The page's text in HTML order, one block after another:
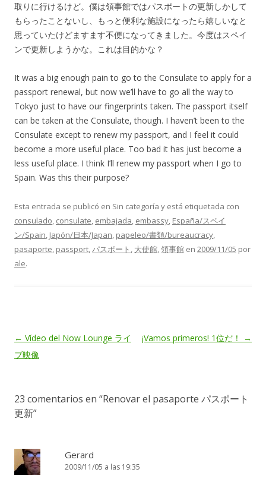
取りに行けるけど。僕は領事館ではパスポートの更新しかして
もらったことないし、もっと便利な施設になったら嬉しいなと
思っていたけどますます不便になってきました。今度はスペイ
ンで更新しようかな。これは目的かな？
It was a big enough pain to go to the Consulate to apply for a
passport renewal, but now we’ll have to go all the way to
Tokyo just to have our fingerprints taken. The passport itself
can be taken at the Consulate, though. I haven’t been to the
Consulate except to renew my passport, and I feel it could
become a more useful place. Too bad it has just become a
less useful place. I think I’ll renew my passport when I go to
Spain. Was this their purpose?
Esta entrada se publicó en Sin categoría y está etiquetada con
consulado, consulate, embajada, embassy, España/スペイ
ン/Spain, Japón/日本/Japan, papeleo/書類/bureaucracy,
pasaporte, passport,パスポート , 大使館,領事館 en 2009/11/05 por
ale.
Navegación
de
← Vídeo del Now Lounge ライ
ブ映像
¡Vamos primeros! 1位だ！ →
23 comentarios en “Renovar el pasaporte パスポート
更新”
Gerard
2009/11/05 a las 19:35